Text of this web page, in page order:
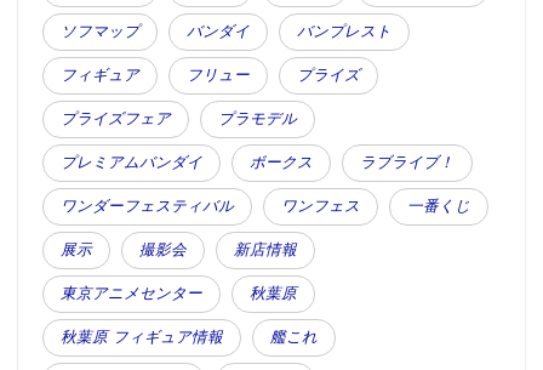
ソフマップ バンダイ バンプレスト
フィギュア フリュー プライズ
プライズフェア プラモデル
プレミアムバンダイ ボークス ラブライブ！
ワンダーフェスティバル ワンフェス 一番くじ
展示 撮影会 新店情報
東京アニメセンター 秋葉原
秋葉原 フィギュア情報 艦これ